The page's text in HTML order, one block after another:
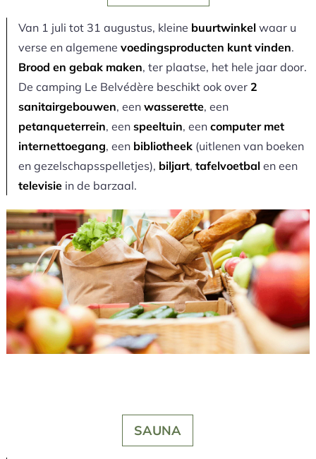
Van 1 juli tot 31 augustus, kleine buurtwinkelwaar u
verse en algemene voedingsproducten kunt vinden.
Brood en gebak maken, ter plaatse, het hele jaar door.
De camping Le Belvédère beschikt ook over2
sanitairgebouwen, een wasserette, een
petanqueterrein, een speeltuin, een computer met
internettoegang, een bibliotheek(uitlenen van boeken
en gezelschapsspelletjes), biljart, tafelvoetbalen een
televisiein de barzaal.
SAUNA